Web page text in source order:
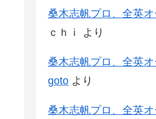
桑木志帆プロ、全英オ
ｃｈｉ
より
桑木志帆プロ、全英オ
goto より
桑木志帆プロ、全英オ